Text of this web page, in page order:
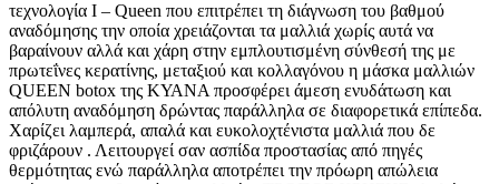
τεχνολογία Ι – Queen που επιτρέπει τη διάγνωση του βαθμού
αναδόμησης την οποία χρειάζονται τα μαλλιά χωρίς αυτά να
βαραίνουν αλλά και χάρη στην εμπλουτισμένη σύνθεσή της με
πρωτεΐνες κερατίνης, μεταξιού και κολλαγόνου η μάσκα μαλλιών
QUEEN botox της ΚΥΑΝΑ προσφέρει άμεση ενυδάτωση και
απόλυτη αναδόμηση δρώντας παράλληλα σε διαφορετικά επίπεδα.
Χαρίζει λαμπερά, απαλά και ευκολοχτένιστα μαλλιά που δε
φριζάρουν . Λειτουργεί σαν ασπίδα προστασίας από πηγές
θερμότητας ενώ παράλληλα αποτρέπει την πρόωρη απώλεια